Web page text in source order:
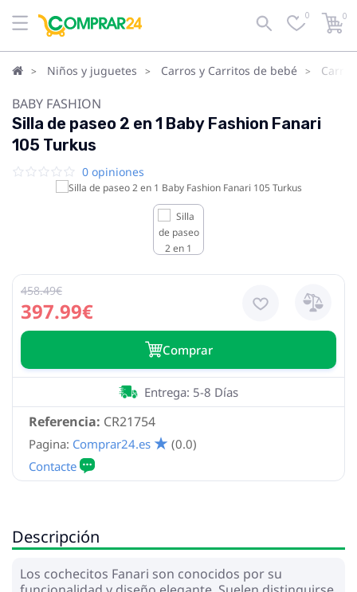
0 0
Niños y juguetes Carros y Carritos de bebé
BABY FASHION
Silla de paseo 2 en 1 Baby Fashion Fanari
105 Turkus
0 opiniones
397.99€
458.49€
Сomprar
Referencia: CR21754
Entrega: 5-8 Días
Pagina: Comprar24.es (0.0)
Descripción
Los cochecitos Fanari son conocidos por su